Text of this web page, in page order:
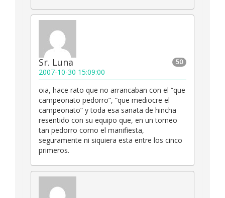
50
Sr. Luna
2007-10-30 15:09:00
oia, hace rato que no arrancaban con el “que
campeonato pedorro”, “que mediocre el
campeonato” y toda esa sanata de hincha
resentido con su equipo que, en un torneo
tan pedorro como el manifiesta,
seguramente ni siquiera esta entre los cinco
primeros.